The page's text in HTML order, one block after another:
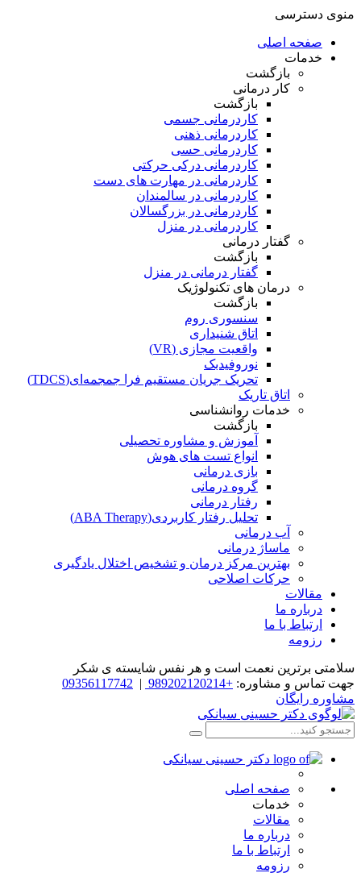
منوی دسترسی
صفحه اصلی
خدمات
بازگشت
کار درمانی
بازگشت
کاردرمانی جسمی
کاردرمانی ذهنی
کاردرمانی حسی
کاردرمانی درکی حرکتی
کاردرمانی در مهارت های دست
کاردرمانی در سالمندان
کاردرمانی در بزرگسالان
کاردرمانی در منزل
گفتار درمانی
بازگشت
گفتار درمانی در منزل
درمان های تکنولوژیک
بازگشت
سنسوری روم
اتاق شنیداری
واقعیت مجازی (VR)
نوروفیدبک
تحریک جریان مستقیم فرا جمجمه‌ای(TDCS)
اتاق تاریک
خدمات روانشناسی
بازگشت
آموزش و مشاوره تحصیلی
انواع تست های هوش
بازی درمانی
گروه درمانی
رفتار درمانی
تحلیل رفتار کاربردی(ABA Therapy)
آب درمانی
ماساژ درمانی
بهترین مرکز درمان و تشخیص اختلال یادگیری
حرکات اصلاحی
مقالات
درباره ما
ارتباط با ما
رزومه
سلامتی برترین نعمت است و هر نفس شایسته­ ی شکر
جهت تماس و مشاوره: +989202120214
|
09356117742
مشاوره رایگان
صفحه اصلی
خدمات
مقالات
درباره ما
ارتباط با ما
رزومه